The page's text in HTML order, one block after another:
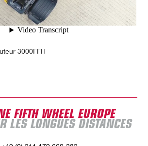
3000FFH
FIFTH WHEEL EUROPE
LES LONGUES DISTANCES